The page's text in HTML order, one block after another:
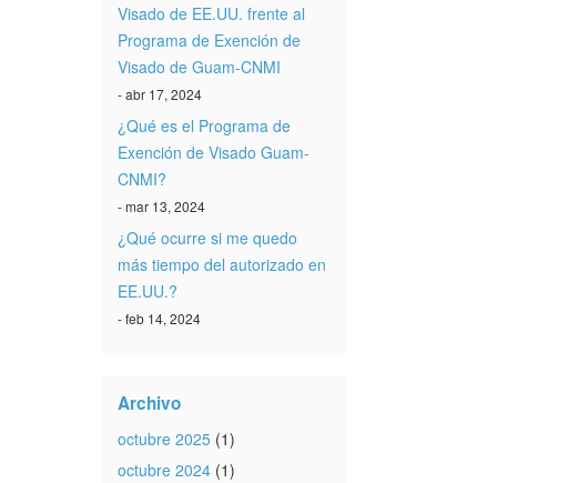
Visado de EE.UU. frente al
Programa de Exención de
Visado de Guam-CNMI
- abr 17, 2024
¿Qué es el Programa de
Exención de Visado Guam-
CNMI?
- mar 13, 2024
¿Qué ocurre si me quedo
más tiempo del autorizado en
EE.UU.?
- feb 14, 2024
Archivo
octubre 2025 (1)
octubre 2024 (1)